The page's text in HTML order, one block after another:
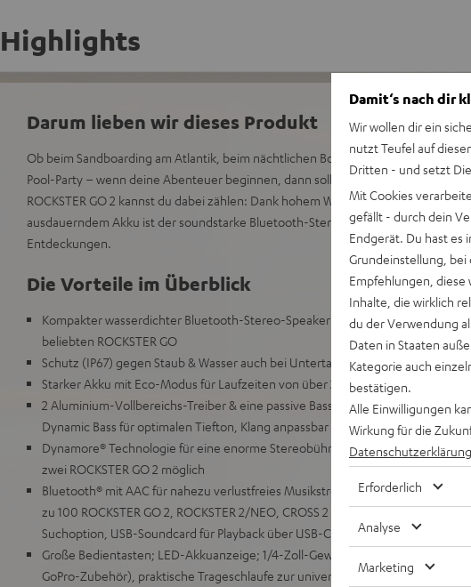
Highlights
Darum lieben wir dieses Produkt
Ob beim Sandboarding am Atlantik, beim nächtlichen Bolzplatz-Match oder auf
Pool-Party – wenn deine Abenteuer beginnen, dann sollte auch der Sound
ROCKSTER GO 2 kannst du dabei zählen: Dank hohem Wasserschutz, robustem
ausdauerndem Akku ist der soundstarke Bluetooth-Stereo-Speaker stets bereit
Entdeckungen.
Die Vorteile im Überblick
Kompakter wasserdichter Bluetooth-Stereo-Speaker mit druckvollem Sound,
beliebten ROCKSTER GO
Schutz (IP67) gegen Staub & Wasser auch bei Untertauchen; robustes Gehäuse
Starker Akku mit Eco-Modus für Laufzeiten von über 28 Stunden, lädt über
2 Aluminium-Vollbereichs-Treiber & eine passive Bassmembrane für
Dynamic Bass für optimalen Tiefton, Klang anpassbar über Teufel Go App
Dynamore® Technologie für eine enorme Stereobühne, Stereo-Wiedergabe
zwei ROCKSTER GO 2 möglich
Bluetooth® mit AAC für nahezu verlustfreies Musikstreaming, Party Link:
zu 100 ROCKSTER GO 2, ROCKSTER 2/NEO, CROSS 2 oder MYND, Google
Suchoption, USB-Soundcard für Playback über USB-C-Kabel
Große Bedientasten; LED-Akkuanzeige; 1/4-Zoll-Gewinde für Stative/
GoPro-Zubehör), praktische Trageschlaufe zur universellen Anbringung der Box
Damit‘s nach dir
Wir wollen dir ein
nutzt Teufel auf
Dritten - und setzt
Mit Cookies
gefällt - durch dein
Endgerät. Du hast es
Grundeinstellung,
Empfehlungen, diese
Inhalte, die wirklich
du der Verwendung
Daten in Staaten
Kategorie auch
bestätigen.
Alle Einwilligungen
Wirkung für die
Datenschutzerklärung
Erforderlich
Analyse
Marketing